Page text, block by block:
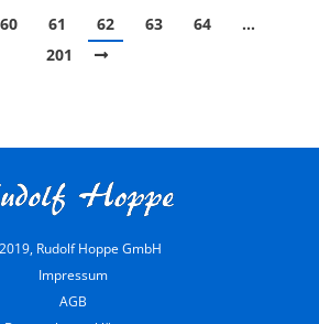
60 61 62 63 64
…
201
Rudolf Hoppe GmbH
Impressum
AGB